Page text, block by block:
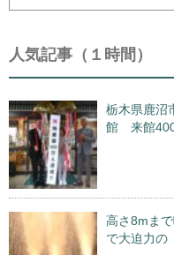
人気記事（１時間）
栃木県鹿沼
館 来館
高さ8mま
で大迫力の